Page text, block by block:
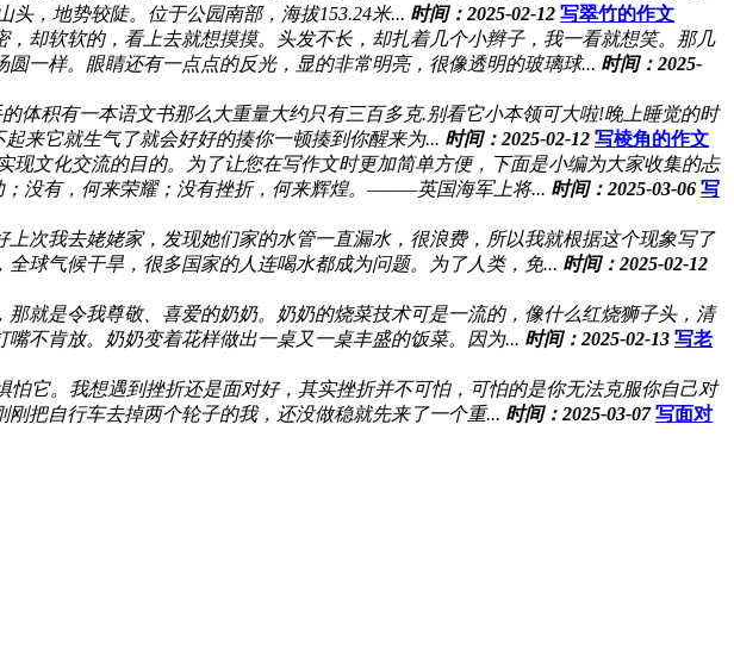
，地势较陡。位于公园南部，海拔153.24米... 时间：2025-02-12 写翠竹的作文
却软软的，看上去就想摸摸。头发不长，却扎着几个小辫子，我一看就想笑。那几
一样。眼睛还有一点点的反光，显的非常明亮，很像透明的玻璃球... 时间：2025-
体积有一本语文书那么大重量大约只有三百多克.别看它小本领可大啦!晚上睡觉的时
来它就生气了就会好好的揍你一顿揍到你醒来为... 时间：2025-02-12 写棱角的作文
文化交流的目的。为了让您在写作文时更加简单方便，下面是小编为大家收集的忐
没有，何来荣耀；没有挫折，何来辉煌。———英国海军上将... 时间：2025-03-06 写
次我去姥姥家，发现她们家的水管一直漏水，很浪费，所以我就根据这个现象写了
球气候干旱，很多国家的人连喝水都成为问题。为了人类，免... 时间：2025-02-12
就是令我尊敬、喜爱的奶奶。奶奶的烧菜技术可是一流的，像什么红烧狮子头，清
不肯放。奶奶变着花样做出一桌又一桌丰盛的饭菜。因为... 时间：2025-02-13 写老
它。我想遇到挫折还是面对好，其实挫折并不可怕，可怕的是你无法克服你自己对
把自行车去掉两个轮子的我，还没做稳就先来了一个重... 时间：2025-03-07 写面对